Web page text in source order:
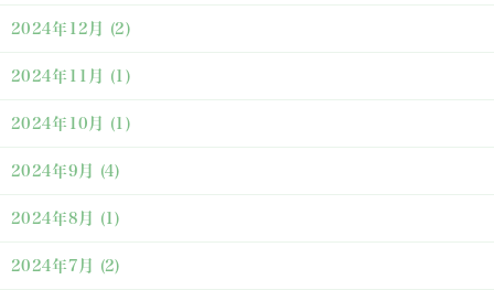
2024年12月 (2)
2024年11月 (1)
2024年10月 (1)
2024年9月 (4)
2024年8月 (1)
2024年7月 (2)